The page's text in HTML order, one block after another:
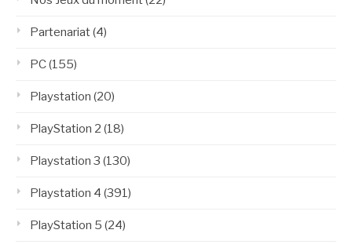
Partenariat(4)
PC(155)
Playstation (20)
PlayStation 2 (18)
Playstation 3 (130)
Playstation 4 (391)
PlayStation 5 (24)